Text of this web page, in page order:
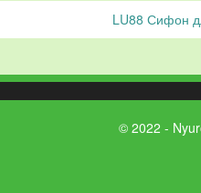
LU88 Сифон
© 2022 -